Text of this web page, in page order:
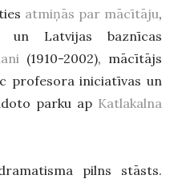
atmiņās par mācītāju,
un Latvijas baznīcas
(1910-2002), mācītājs
profesora iniciatīvas un
parku ap Katlakalna
pilns stāsts.